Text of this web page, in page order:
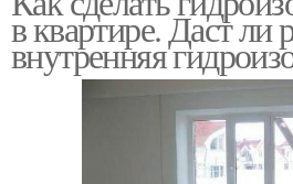
в квартире. Даст ли
внутренняя